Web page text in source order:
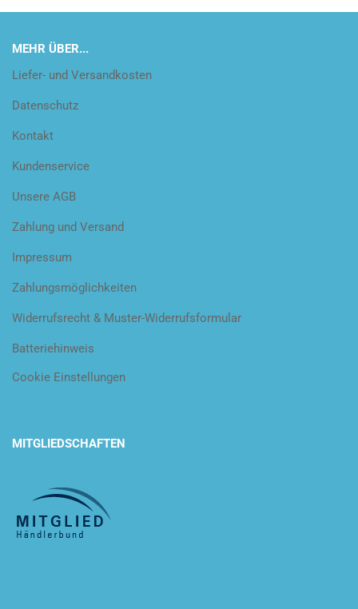
MEHR ÜBER...
Liefer- und Versandkosten
Datenschutz
Kontakt
Kundenservice
Unsere AGB
Zahlung und Versand
Impressum
Zahlungsmöglichkeiten
Widerrufsrecht & Muster-Widerrufsformular
Batteriehinweis
Cookie Einstellungen
MITGLIEDSCHAFTEN